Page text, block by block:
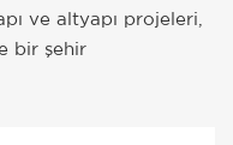
ve altyapı projeleri,
bir şehir